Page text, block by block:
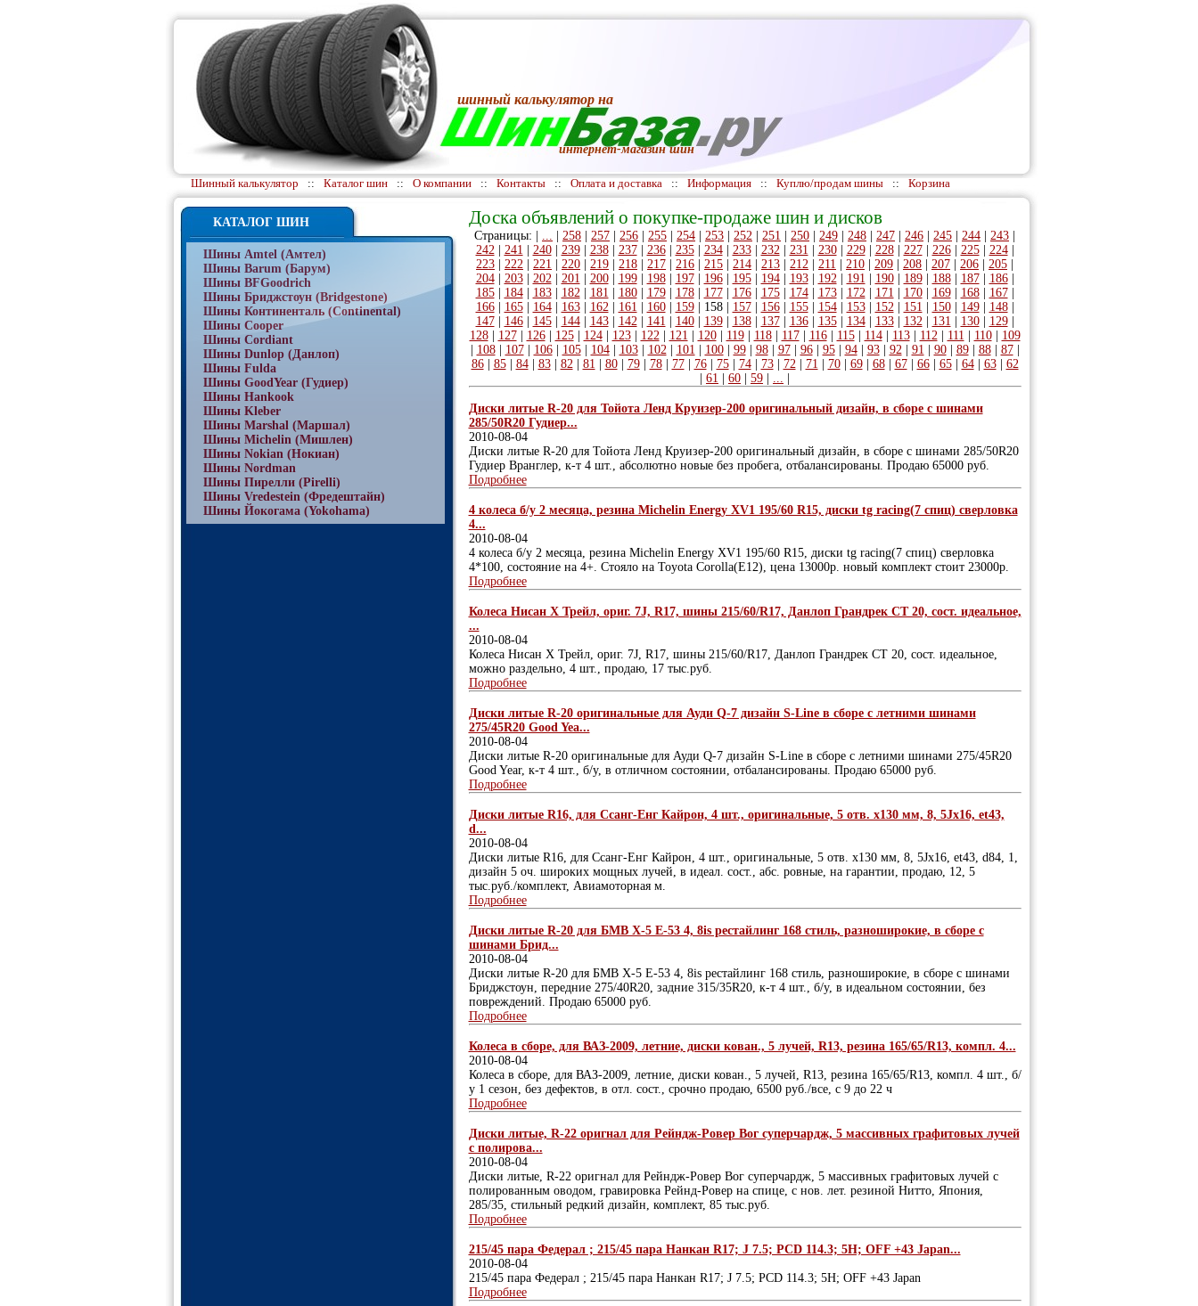
шинный калькуляторна
интернет-магазин шин
Шинный калькулятор :: Каталог шин :: О компании :: Контакты :: Оплата и доставка :: Информация :: Куплю/продам шины :: Корзина
КАТАЛОГ ШИН
Шины Amtel (Амтел)
Шины Barum (Барум)
Шины BFGoodrich
Шины Бриджстоун (Bridgestone)
Шины Континенталь (Continental)
Шины Cooper
Шины Cordiant
Шины Dunlop (Данлоп)
Шины Fulda
Шины GoodYear (Гудиер)
Шины Hankook
Шины Kleber
Шины Marshal (Маршал)
Шины Michelin (Мишлен)
Шины Nokian (Нокиан)
Шины Nordman
Шины Пирелли (Pirelli)
Шины Vredestein (Фредештайн)
Шины Йокогама (Yokohama)
Доска объявлений о покупке-продаже шин и дисков
Страницы: | ... 258 257 256 255 254 253 252 251 250 249 248 247 246 245 244 243
242| 241 240| 239| 238| 237| 236| 235| 234| 233| 232| 231 230| 229| 228| 227| 226| 225| 224|
223
222 221 220 219 218 217 216 215 214 213 212 211 210 209 208 207 206 205
204| 203| 202| 201 200| 199| 198| 197| 196| 195| 194| 193| 192| 191 190| 189| 188| 187| 186|
185| 184| 183| 182| 181 180| 179| 178| 177| 176| 175| 174| 173| 172| 171 170| 169| 168| 167|
166| 165| 164| 163| 162| 161 160| 159| 158| 157| 156| 155| 154| 153| 152| 151 150| 149| 148|
147| 146| 145| 144| 143| 142| 141 140| 139| 138| 137| 136| 135| 134| 133| 132| 131 130| 129|
128| 127| 126| 125| 124| 123| 122| 121 120| 119| 118| 117| 116| 115| 114| 113| 112| 111 110| 109
108| 107| 106| 105| 104| 103| 102| 101 100| 99| 98| 97| 96| 95| 94| 93| 92| 91 90| 89| 88| 87|
86| 85| 84| 83| 82| 81 80| 79| 78| 77| 76| 75| 74| 73| 72| 71 70| 69| 68| 67| 66| 65| 64| 63| 62
61 60 59 ...
Диски литые R-20 для Тойота Ленд Круизер-200 оригинальный дизайн, в сборе с шинами
285/50R20 Гудиер...
2010-08-04
Диски литые R-20 для Тойота Ленд Круизер-200 оригинальный дизайн, в сборе с шинами 285/50R20
Гудиер Вранглер, к-т 4 шт., абсолютно новые без пробега, отбалансированы. Продаю 65000 руб.
Подробнее
4 колеса б/у 2 месяца, резина Michelin Energy XV1 195/60 R15, диски tg racing(7 спиц) сверловка
4...
2010-08-04
4 колеса б/у 2 месяца, резина Michelin Energy XV1 195/60 R15, диски tg racing(7 спиц) сверловка
4*100, состояние на 4+. Стояло на Toyota Corolla(E12), цена 13000р. новый комплект стоит 23000р.
Подробнее
Колеса Нисан Х Трейл, ориг. 7J, R17, шины 215/60/R17, Данлоп Грандрек СТ 20, сост. идеальное,
...
2010-08-04
Колеса Нисан Х Трейл, ориг. 7J, R17, шины 215/60/R17, Данлоп Грандрек СТ 20, сост. идеальное,
можно раздельно, 4 шт., продаю, 17 тыс.руб.
Подробнее
Диски литые R-20 оригинальные для Ауди Q-7 дизайн S-Line в сборе с летними шинами
275/45R20 Good Yea...
2010-08-04
Диски литые R-20 оригинальные для Ауди Q-7 дизайн S-Line в сборе с летними шинами 275/45R20
Good Year, к-т 4 шт., б/у, в отличном состоянии, отбалансированы. Продаю 65000 руб.
Подробнее
Диски литые R16, для Ссанг-Енг Кайрон, 4 шт., оригинальные, 5 отв. х130 мм, 8, 5Jх16, et43,
d...
2010-08-04
Диски литые R16, для Ссанг-Енг Кайрон, 4 шт., оригинальные, 5 отв. х130 мм, 8, 5Jх16, et43, d84, 1,
дизайн 5 оч. широких мощных лучей, в идеал. сост., абс. ровные, на гарантии, продаю, 12, 5
тыс.руб./комплект, Авиамоторная м.
Подробнее
Диски литые R-20 для БМВ Х-5 Е-53 4, 8is рестайлинг 168 стиль, разноширокие, в сборе с
шинами Брид...
2010-08-04
Диски литые R-20 для БМВ Х-5 Е-53 4, 8is рестайлинг 168 стиль, разноширокие, в сборе с шинами
Бриджстоун, передние 275/40R20, задние 315/35R20, к-т 4 шт., б/у, в идеальном состоянии, без
повреждений. Продаю 65000 руб.
Подробнее
Колеса в сборе, для ВАЗ-2009, летние, диски кован., 5 лучей, R13, резина 165/65/R13, компл. 4...
2010-08-04
Колеса в сборе, для ВАЗ-2009, летние, диски кован., 5 лучей, R13, резина 165/65/R13, компл. 4 шт., б/
у 1 сезон, без дефектов, в отл. сост., срочно продаю, 6500 руб./все, с 9 до 22 ч
Подробнее
Диски литые, R-22 оригнал для Рейндж-Ровер Вог суперчардж, 5 массивных графитовых лучей
с полирова...
2010-08-04
Диски литые, R-22 оригнал для Рейндж-Ровер Вог суперчардж, 5 массивных графитовых лучей с
полированным оводом, гравировка Рейнд-Ровер на спице, с нов. лет. резиной Нитто, Япония,
285/35, стильный редкий дизайн, комплект, 85 тыс.руб.
Подробнее
215/45 пара Федерал ; 215/45 пара Нанкан R17; J 7.5; PCD 114.3; 5H; OFF +43 Japan...
2010-08-04
215/45 пара Федерал ; 215/45 пара Нанкан R17; J 7.5; PCD 114.3; 5H; OFF +43 Japan
Подробнее